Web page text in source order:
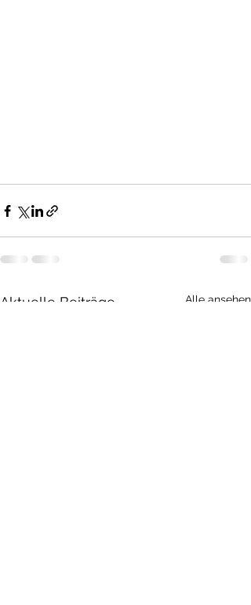
Aktuelle Beiträge Alle ansehen